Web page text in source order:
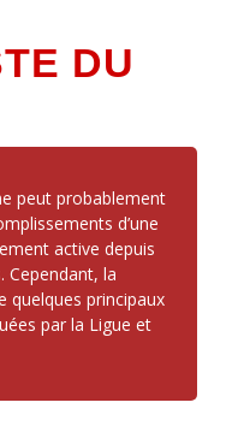
DU
peut probablement
d’une
active depuis
Cependant, la
quelques principaux
par la Ligue et